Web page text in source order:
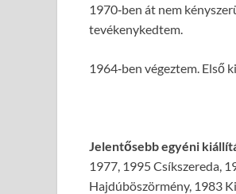
1970‑ben át nem
tevékenykedtem.
1964‑ben végeztem. Első
Jelentősebb egyéni
1977, 1995 Csíkszereda,
Hajdúböszörmény, 1983